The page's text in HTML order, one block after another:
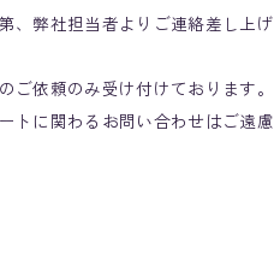
、弊社担当者よりご連絡差し上
ご依頼のみ受け付けております。
トに関わるお問い合わせはご遠慮